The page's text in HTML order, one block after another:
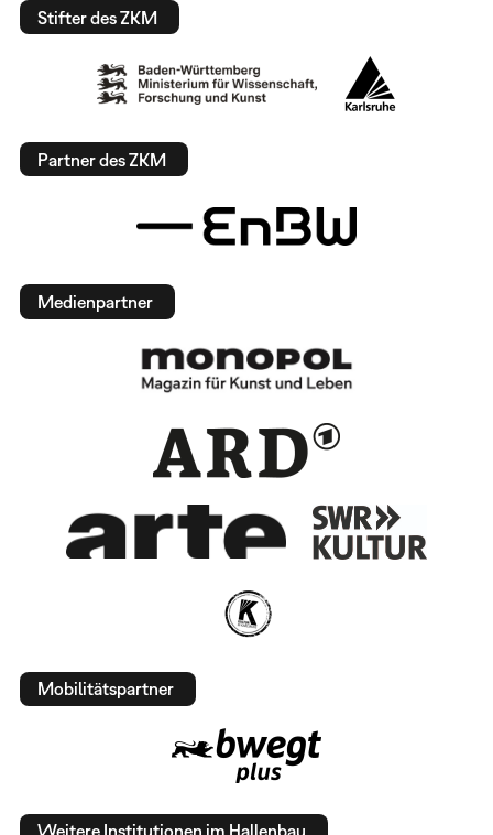
Stifter des ZKM
Partner des ZKM
Medienpartner
Mobilitätspartner